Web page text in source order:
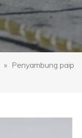
» Penyambung paip